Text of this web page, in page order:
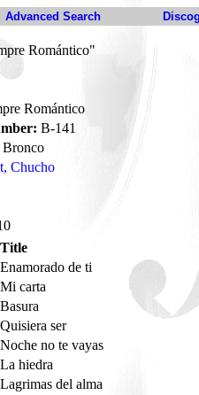
Advanced Search
Romántico"
Romántico
B-141
Bronco
Chucho
Title
Enamorado de ti
Mi carta
Basura
Quisiera ser
Noche no te vayas
La hiedra
Lagrimas del alma